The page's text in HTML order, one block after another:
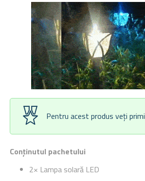
Conținutul pachetului
2× Lampa solară LED
Pentru acest produs veți primi